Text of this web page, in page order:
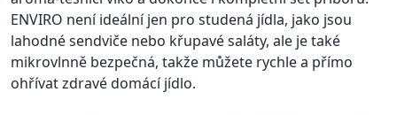
ENVIRO není ideální jen pro studená jídla, jako jsou
lahodné sendviče nebo křupavé saláty, ale je také
mikrovlnně bezpečná, takže můžete rychle a přímo
ohřívat zdravé domácí jídlo.